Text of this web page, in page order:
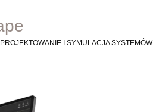
I SYMULACJA SYSTEMÓW